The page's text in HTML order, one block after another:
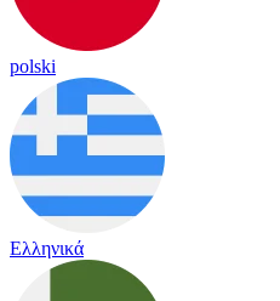
polski
Ελληνικά